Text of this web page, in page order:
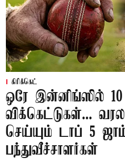
கிரிக்கெட்
ஒரே இன்னிங்ஸில் 10
விக்கெட்டுகள்...
செய்யும் டாப் 5
பந்துவீச்சாளர்கள்